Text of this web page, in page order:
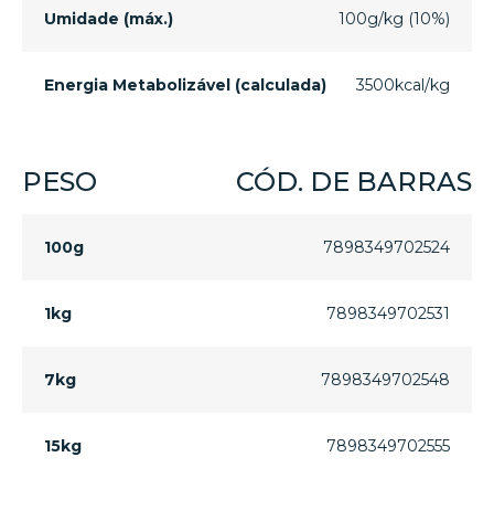
Umidade (máx.) 100g/kg (10%)
Energia Metabolizável (calculada) 3500kcal/kg
PESO CÓD. DE BARRAS
100g 7898349702524
1kg 7898349702531
7kg 7898349702548
15kg 7898349702555